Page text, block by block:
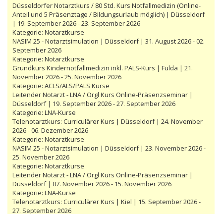
Düsseldorfer Notarztkurs / 80 Std. Kurs Notfallmedizin (Online-
Anteil und 5 Präsenztage / Bildungsurlaub möglich) | Düsseldorf
| 19. September 2026 - 23. September 2026
Kategorie: Notarztkurse
NASIM 25 - Notarztsimulation | Düsseldorf | 31. August 2026 - 02.
September 2026
Kategorie: Notarztkurse
Grundkurs Kindernotfallmedizin inkl. PALS-Kurs | Fulda | 21.
November 2026 - 25. November 2026
Kategorie: ACLS/ALS/PALS Kurse
Leitender Notarzt - LNA / Orgl Kurs Online-Präsenzseminar |
Düsseldorf | 19. September 2026 - 27. September 2026
Kategorie: LNA-Kurse
Telenotarztkurs: Curriculärer Kurs | Düsseldorf | 24. November
2026 - 06. Dezember 2026
Kategorie: Notarztkurse
NASIM 25 - Notarztsimulation | Düsseldorf | 23. November 2026 -
25. November 2026
Kategorie: Notarztkurse
Leitender Notarzt - LNA / Orgl Kurs Online-Präsenzseminar |
Düsseldorf | 07. November 2026 - 15. November 2026
Kategorie: LNA-Kurse
Telenotarztkurs: Curriculärer Kurs | Kiel | 15. September 2026 -
27. September 2026